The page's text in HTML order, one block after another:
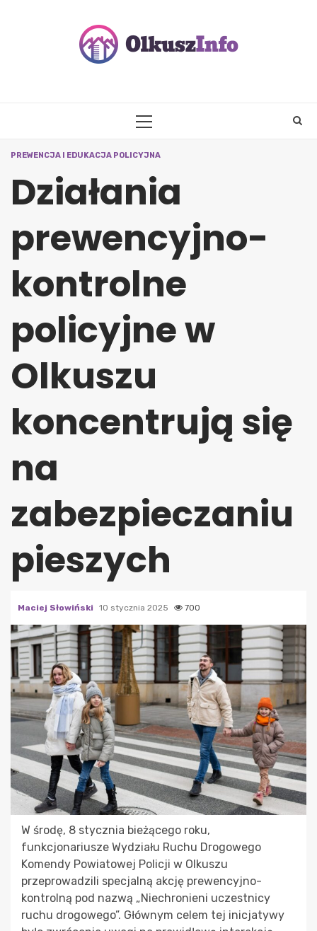
PRIMARY
PREWENCJA I EDUKACJA POLICYJNA
Działania
prewencyjno-
kontrolne
policyjne w
Olkuszu
koncentrują się
na
zabezpieczaniu
pieszych
Maciej Słowiński 10 stycznia 2025 700
W środę, 8 stycznia bieżącego roku,
funkcjonariusze Wydziału Ruchu Drogowego
Komendy Powiatowej Policji w Olkuszu
przeprowadzili specjalną akcję prewencyjno-
kontrolną pod nazwą „Niechronieni uczestnicy
ruchu drogowego”. Głównym celem tej inicjatywy